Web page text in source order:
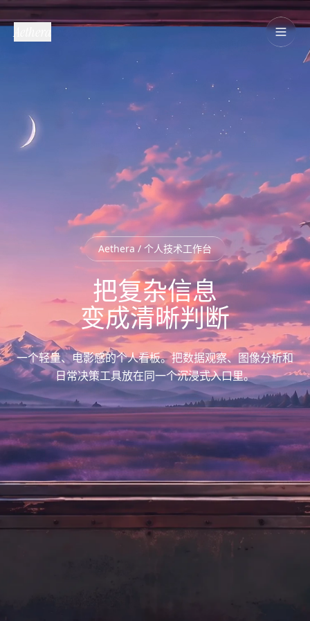
Aethera / 个人技术工作台
把复杂信息
变成清晰判断
一个轻量、电影感的个人看板。把数据观察、图像分析和
日常决策工具放在同一个沉浸式入口里。